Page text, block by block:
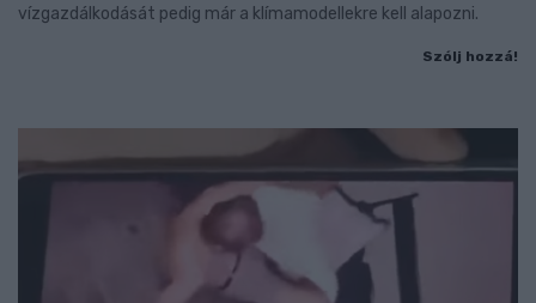
vízgazdálkodását pedig már a klímamodellekre kell alapozni.
Szólj hozzá!